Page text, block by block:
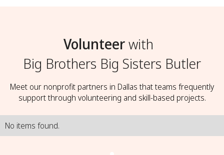
Volunteerwith
Big Brothers Big Sisters Butler
Meet our nonprofit partners in Dallas that teams frequently
support through volunteering and skill-based projects.
No items found.